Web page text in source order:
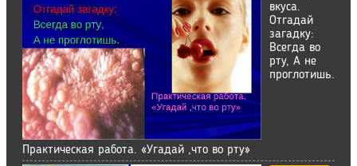
вкуса.
Отгадай
загадку:
Всегда во
рту, А не
проглотишь.
Практическая работа. «Угадай ,что во рту»